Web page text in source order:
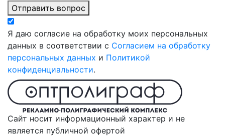
Отправить вопрос
Я даю согласие на обработку моих персональных
данных в соответствии с Согласием на обработку
персональных данных и Политикой
конфиденциальности.
Сайт носит информационный характер и не
является публичной офертой